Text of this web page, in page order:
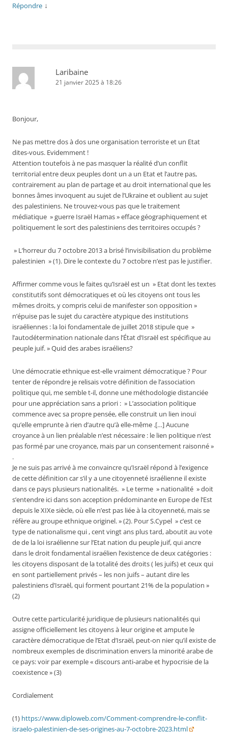
Répondre ↓
Laribaine
21 janvier 2025 à 18:26
Bonjour,
Ne pas mettre dos à dos une organisation terroriste et un Etat
dites-vous. Evidemment !
Attention toutefois à ne pas masquer la réalité d’un conflit
territorial entre deux peuples dont un a un Etat et l’autre pas,
contrairement au plan de partage et au droit international que les
bonnes âmes invoquent au sujet de l’Ukraine et oublient au sujet
des palestiniens. Ne trouvez-vous pas que le traitement
médiatique » guerre Israël Hamas » efface géographiquement et
politiquement le sort des palestiniens des territoires occupés ?
» L’horreur du 7 octobre 2013 a brisé l’invisibilisation du problème
palestinien » (1). Dire le contexte du 7 octobre n’est pas le justifier.
Affirmer comme vous le faites qu’Israël est un » Etat dont les textes
constitutifs sont démocratiques et où les citoyens ont tous les
mêmes droits, y compris celui de manifester son opposition »
n’épuise pas le sujet du caractère atypique des institutions
israéliennes : la loi fondamentale de juillet 2018 stipule que »
l’autodétermination nationale dans l’État d’Israël est spécifique au
peuple juif. » Quid des arabes israéliens?
Une démocratie ethnique est-elle vraiment démocratique ? Pour
tenter de répondre je relisais votre définition de l’association
politique qui, me semble t-il, donne une méthodologie distanciée
pour une appréciation sans a priori : » L’association politique
commence avec sa propre pensée, elle construit un lien inouï
qu’elle emprunte à rien d’autre qu’à elle-même .[…] Aucune
croyance à un lien préalable n’est nécessaire : le lien politique n’est
pas formé par une croyance, mais par un consentement raisonné »
.
Je ne suis pas arrivé à me convaincre qu’Israël répond à l’exigence
de cette définition car s’il y a une citoyenneté israélienne il existe
dans ce pays plusieurs nationalités. » Le terme » nationalité » doit
s’entendre ici dans son acception prédominante en Europe de l’Est
depuis le XIXe siècle, où elle n’est pas liée à la citoyenneté, mais se
réfère au groupe ethnique originel. » (2). Pour S.Cypel » c’est ce
type de nationalisme qui , cent vingt ans plus tard, aboutit au vote
de de la loi israélienne sur l’Etat nation du peuple juif, qui ancre
dans le droit fondamental israélien l’existence de deux catégories :
les citoyens disposant de la totalité des droits ( les juifs) et ceux qui
en sont partiellement privés – les non juifs – autant dire les
palestiniens d’Israël, qui forment pourtant 21% de la population »
(2)
Outre cette particularité juridique de plusieurs nationalités qui
assigne officiellement les citoyens à leur origine et ampute le
caractère démocratique de l’Etat d’Israël, peut-on nier qu’il existe de
nombreux exemples de discrimination envers la minorité arabe de
ce pays: voir par exemple « discours anti-arabe et hypocrisie de la
coexistence » (3)
Cordialement
(1) https://www.diploweb.com/Comment-comprendre-le-conflit-
israelo-palestinien-de-ses-origines-au-7-octobre-2023.html